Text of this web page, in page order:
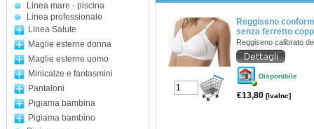
Linea mare - piscina
Linea professionale
Linea Salute
Maglie esterne donna
Maglie esterne uomo
Minicalze e fantasmini
Pantaloni
Pigiama bambina
Pigiama bambino
Reggiseno
senza ferretto
Reggiseno calibrato
Disponibile
€13,80 [IvaInc]